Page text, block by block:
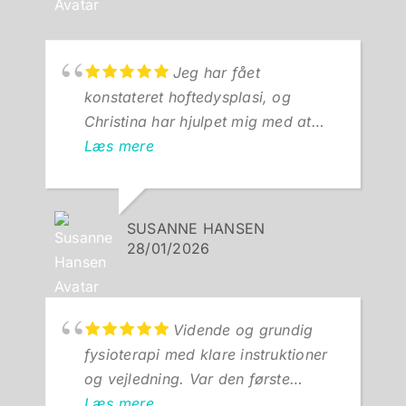
Jeg har fået
konstateret hoftedysplasi, og
Christina har hjulpet mig med at
blive smertefri, så jeg igen kan gå
Enkelte øvelser og behandling der
virker.
Kan kun anbefale Christina 🤩
Læs mere
SUSANNE HANSEN
28/01/2026
Vidende og grundig
fysioterapi med klare instruktioner
og vejledning. Var den første